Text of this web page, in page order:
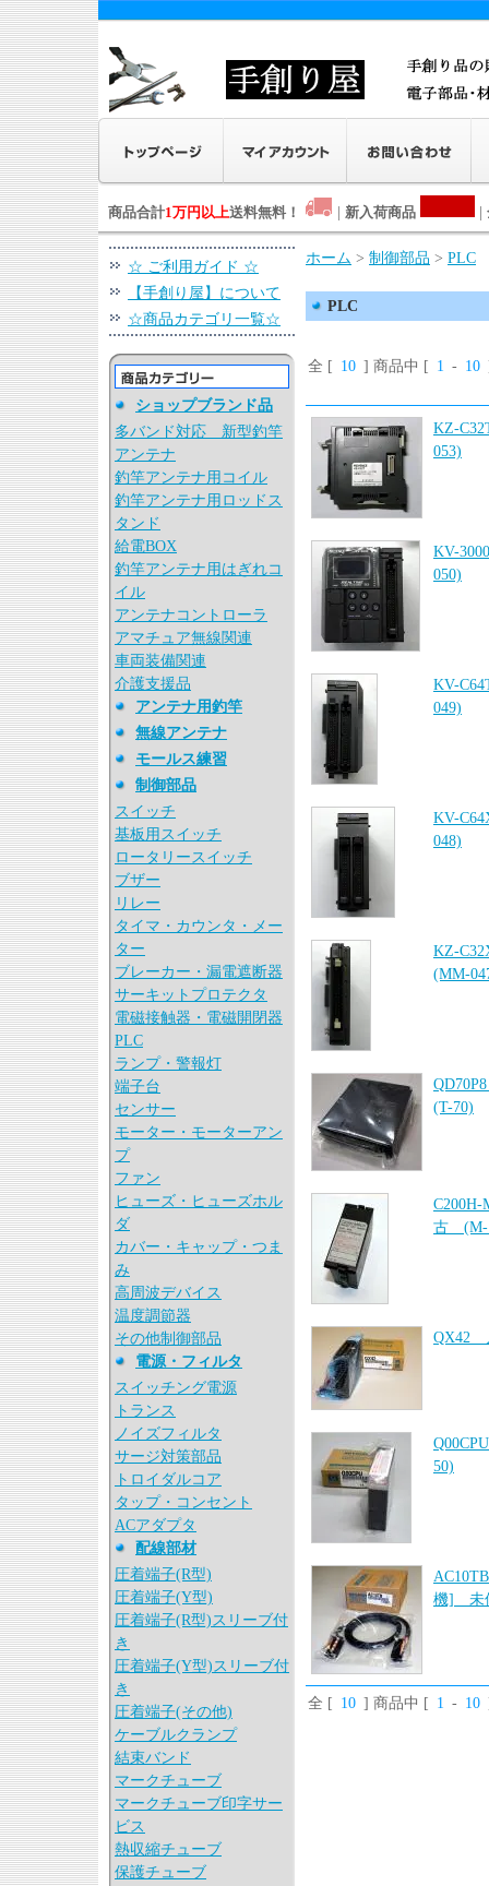
商品合計1万円以上送料無料！ 新入荷商品
☆ ご利用ガイド ☆
【手創り屋】について
☆商品カテゴリ一覧☆
ショップブランド品
多バンド対応 新型釣竿
アンテナ
釣竿アンテナ用コイル
釣竿アンテナ用ロッドス
タンド
給電BOX
釣竿アンテナ用はぎれコ
イル
アンテナコントローラ
アマチュア無線関連
車両装備関連
介護支援品
アンテナ用釣竿
無線アンテナ
モールス練習
制御部品
スイッチ
基板用スイッチ
ロータリースイッチ
ブザー
リレー
タイマ・カウンタ・メー
ター
ブレーカー・漏電遮断器
サーキットプロテクタ
電磁接触器・電磁開閉器
PLC
ランプ・警報灯
端子台
センサー
モーター・モーターアン
プ
ファン
ヒューズ・ヒューズホル
ダ
カバー・キャップ・つま
み
高周波デバイス
温度調節器
その他制御部品
電源・フィルタ
スイッチング電源
トランス
ノイズフィルタ
サージ対策部品
トロイダルコア
タップ・コンセント
ACアダプタ
配線部材
圧着端子(R型)
圧着端子(Y型)
圧着端子(R型)スリーブ付
き
圧着端子(Y型)スリーブ付
き
圧着端子(その他)
ケーブルクランプ
結束バンド
マークチューブ
マークチューブ印字サー
ビス
熱収縮チューブ
保護チューブ
ホーム > 制御部品 > PLC
PLC
全 [ 10 ] 商品中 [ 1 - 10
KZ-
053)
KV-
050)
KV-
049)
KV-
048)
KZ-
(MM-
(T-70)
古 (M-
QX42
50)
機] 未
全 [ 10 ] 商品中 [ 1 - 10